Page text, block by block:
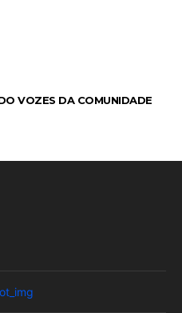
VOZES DA COMUNIDADE